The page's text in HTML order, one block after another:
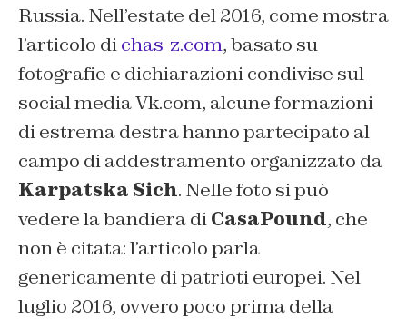
Russia. Nell’estate del 2016, come mostra
l’articolo dichas-z.com, basato su
fotografie e dichiarazioni condivise sul
social media Vk.com, alcune formazioni
di estrema destra hanno partecipato al
campo di addestramento organizzato da
Karpatska Sich. Nelle foto si può
vedere la bandiera diCasaPound, che
non è citata: l’articolo parla
genericamente di patrioti europei. Nel
luglio 2016, ovvero poco prima della